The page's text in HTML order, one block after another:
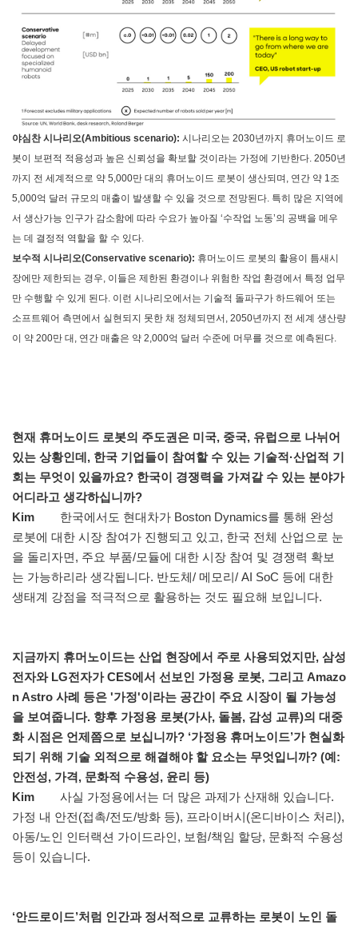
야심찬 시나리오(Ambitious scenario): 시나리오는 2030년까지 휴머노이드 로
봇이 보편적 적용성과 높은 신뢰성을 확보할 것이라는 가정에 기반한다. 2050년
까지 전 세계적으로 약 5,000만 대의 휴머노이드 로봇이 생산되며, 연간 약 1조
5,000억 달러 규모의 매출이 발생할 수 있을 것으로 전망된다. 특히 많은 지역에
서 생산가능 인구가 감소함에 따라 수요가 높아질 ‘수작업 노동’의 공백을 메우
는 데 결정적 역할을 할 수 있다.
보수적 시나리오(Conservative scenario): 휴머노이드 로봇의 활용이 틈새시
장에만 제한되는 경우, 이들은 제한된 환경이나 위험한 작업 환경에서 특정 업무
만 수행할 수 있게 된다. 이런 시나리오에서는 기술적 돌파구가 하드웨어 또는
소프트웨어 측면에서 실현되지 못한 채 정체되면서, 2050년까지 전 세계 생산량
이 약 200만 대, 연간 매출은 약 2,000억 달러 수준에 머무를 것으로 예측된다.
현재 휴머노이드 로봇의 주도권은 미국, 중국, 유럽으로 나뉘어
있는 상황인데, 한국 기업들이 참여할 수 있는 기술적·산업적 기
회는 무엇이 있을까요? 한국이 경쟁력을 가져갈 수 있는 분야가
어디라고 생각하십니까?
Kim
한국에서도 현대차가 Boston Dynamics를 통해 완성
로봇에 대한 시장 참여가 진행되고 있고, 한국 전체 산업으로 눈
을 돌리자면, 주요 부품/모듈에 대한 시장 참여 및 경쟁력 확보
는 가능하리라 생각됩니다. 반도체/ 메모리/ AI SoC 등에 대한
생태계 강점을 적극적으로 활용하는 것도 필요해 보입니다.
지금까지 휴머노이드는 산업 현장에서 주로 사용되었지만, 삼성
전자와 LG전자가 CES에서 선보인 가정용 로봇, 그리고 Amazo
n Astro 사례 등은 '가정'이라는 공간이 주요 시장이 될 가능성
을 보여줍니다. 향후 가정용 로봇(가사, 돌봄, 감성 교류)의 대중
화 시점은 언제쯤으로 보십니까? ‘가정용 휴머노이드’가 현실화
되기 위해 기술 외적으로 해결해야 할 요소는 무엇입니까? (예:
안전성, 가격, 문화적 수용성, 윤리 등)
Kim 사실 가정용에서는 더 많은 과제가 산재해 있습니다.
가정 내 안전(접촉/전도/방화 등), 프라이버시(온디바이스 처리),
아동/노인 인터랙션 가이드라인, 보험/책임 할당, 문화적 수용성
등이 있습니다.
‘안드로이드’처럼 인간과 정서적으로 교류하는 로봇이 노인 돌